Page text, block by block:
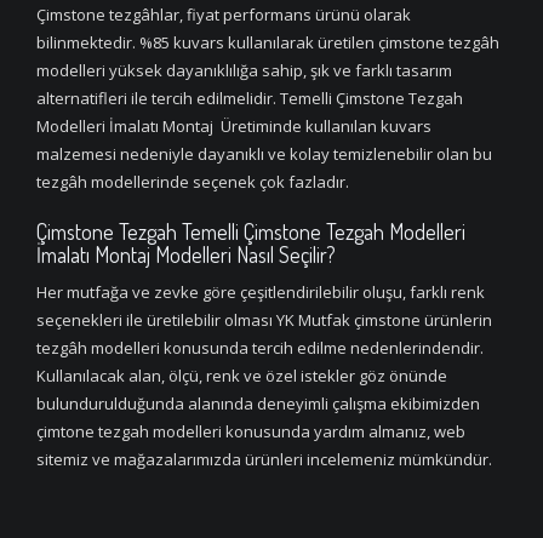
Çimstone tezgâhlar, fiyat performans ürünü olarak
bilinmektedir. %85 kuvars kullanılarak üretilen çimstone tezgâh
modelleri yüksek dayanıklılığa sahip, şık ve farklı tasarım
alternatifleri ile tercih edilmelidir. Temelli Çimstone Tezgah
Modelleri İmalatı Montaj Üretiminde kullanılan kuvars
malzemesi nedeniyle dayanıklı ve kolay temizlenebilir olan bu
tezgâh modellerinde seçenek çok fazladır.
Çimstone Tezgah Temelli Çimstone Tezgah Modelleri
İmalatı Montaj Modelleri Nasıl Seçilir?
Her mutfağa ve zevke göre çeşitlendirilebilir oluşu, farklı renk
seçenekleri ile üretilebilir olması YK Mutfak çimstone ürünlerin
tezgâh modelleri konusunda tercih edilme nedenlerindendir.
Kullanılacak alan, ölçü, renk ve özel istekler göz önünde
bulundurulduğunda alanında deneyimli çalışma ekibimizden
çimtone tezgah modelleri konusunda yardım almanız, web
sitemiz ve mağazalarımızda ürünleri incelemeniz mümkündür.